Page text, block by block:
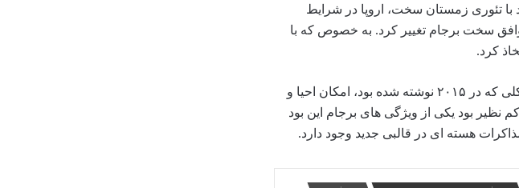
تئوری زمستان سخت، اروپا در شرایط
سخت برجام تغییر کرد. به خصوص که با
کرد.
امروز وقتی برجام و سوابق این توافق را مرور می کنیم می توان به این نتیجه رسید که برجام دیگر به آن شکلی که در ۲۰۱۵ نوشته شده بود، امکان احیا و
نظیر بود یکی از ویژگی‌ های برجام این بود
هسته ای در قالبی جدید وجود دارد.